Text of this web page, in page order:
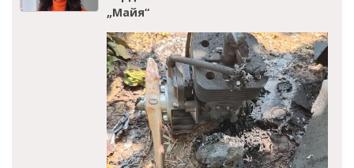
„Майя“